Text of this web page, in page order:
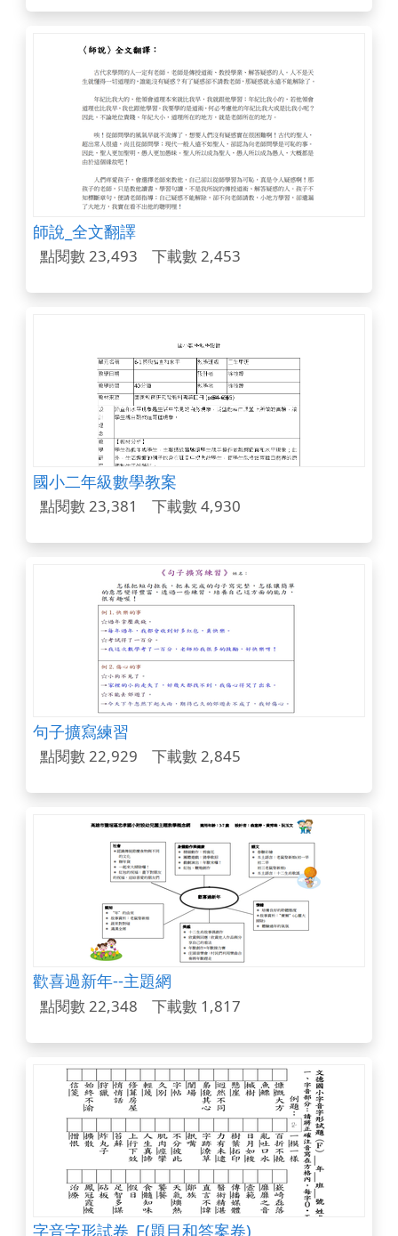
師說_全文翻譯
點閱數 23,493 下載數 2,453
國小二年級數學教案
點閱數 23,381 下載數 4,930
句子擴寫練習
點閱數 22,929 下載數 2,845
歡喜過新年--主題網
點閱數 22,348 下載數 1,817
字音字形試卷_F(題目和答案卷)